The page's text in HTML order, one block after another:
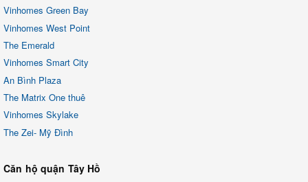
Vinhomes Green Bay
Vinhomes West Point
The Emerald
Vinhomes Smart City
An Bình Plaza
The Matrix One thuê
Vinhomes Skylake
The Zei- Mỹ Đình
Căn hộ quận Tây Hồ